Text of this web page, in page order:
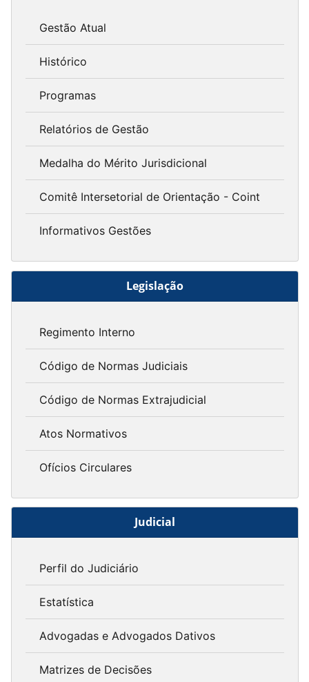
Gestão Atual
Histórico
Programas
Relatórios de Gestão
Medalha do Mérito Jurisdicional
Comitê Intersetorial de Orientação - Coint
Informativos Gestões
Legislação
Regimento Interno
Código de Normas Judiciais
Código de Normas Extrajudicial
Atos Normativos
Ofícios Circulares
Judicial
Perfil do Judiciário
Estatística
Advogadas e Advogados Dativos
Matrizes de Decisões